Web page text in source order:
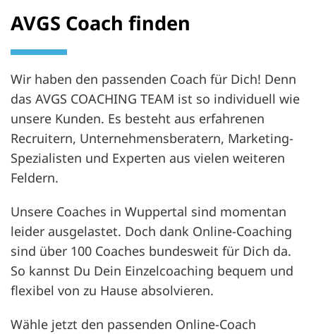
AVGS Coach finden
Wir haben den passenden Coach für Dich! Denn
das AVGS COACHING TEAM ist so individuell wie
unsere Kunden. Es besteht aus erfahrenen
Recruitern, Unternehmensberatern, Marketing-
Spezialisten und Experten aus vielen weiteren
Feldern.
Unsere Coaches in Wuppertal sind momentan
leider ausgelastet. Doch dank Online-Coaching
sind über 100 Coaches bundesweit für Dich da.
So kannst Du Dein Einzelcoaching bequem und
flexibel von zu Hause absolvieren.
Wähle jetzt den passenden Online-Coach